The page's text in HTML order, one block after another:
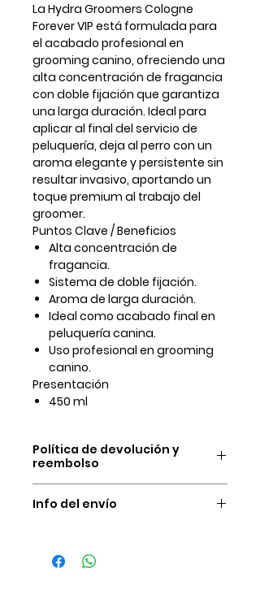
La Hydra Groomers Cologne
Forever VIP está formulada para
el acabado profesional en
grooming canino, ofreciendo una
alta concentración de fragancia
con doble fijación que garantiza
una larga duración. Ideal para
aplicar al final del servicio de
peluquería, deja al perro con un
aroma elegante y persistente sin
resultar invasivo, aportando un
toque premium al trabajo del
groomer.
Puntos Clave / Beneficios
Alta concentración de
fragancia.
Sistema de doble fijación.
Aroma de larga duración.
Ideal como acabado final en
peluquería canina.
Uso profesional en grooming
canino.
Presentación
450 ml
Política de devolución y
reembolso
devolución y reembolso del
El producto no es el publicado.
Info del envío
nuestro almacén el cual no tiene
ningún costo, y venta a domicilio